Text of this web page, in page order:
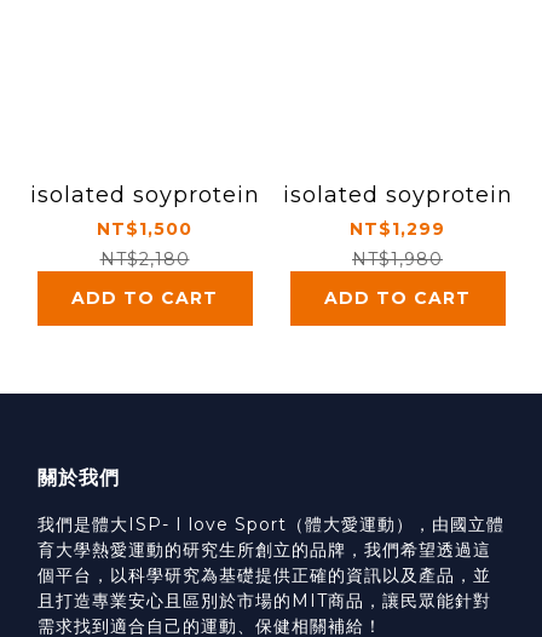
isolated soyprotein
NT$1,500
NT$2,180
ADD TO CART
isolated soyprotein
NT$1,299
NT$1,980
ADD TO CART
關於我們
我們是體大ISP- I love Sport（體大愛運動），由國立體
育大學熱愛運動的研究生所創立的品牌，我們希望透過這
個平台，以科學研究為基礎提供正確的資訊以及產品，並
且打造專業安心且區別於市場的MIT商品，讓民眾能針對
需求找到適合自己的運動、保健相關補給！